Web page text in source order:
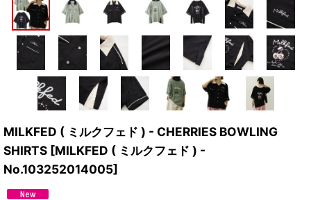
MILKFED ( ミルクフェド ) - CHERRIES BOWLING
SHIRTS [MILKFED ( ミルクフェド ) -
No.103252014005]